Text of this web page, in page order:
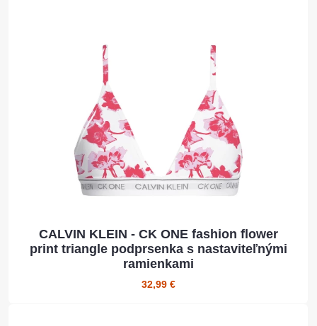
CALVIN KLEIN - CK ONE fashion flower
print triangle podprsenka s nastaviteľnými
ramienkami
32,99 €